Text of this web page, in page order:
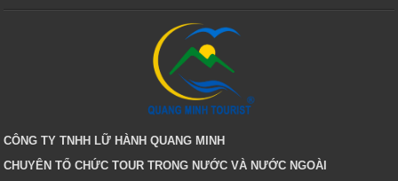
CÔNG TY TNHH LỮ HÀNH QUANG MINH
CHUYÊN TỔ CHỨC TOUR TRONG NƯỚC VÀ NƯỚC NGOÀI